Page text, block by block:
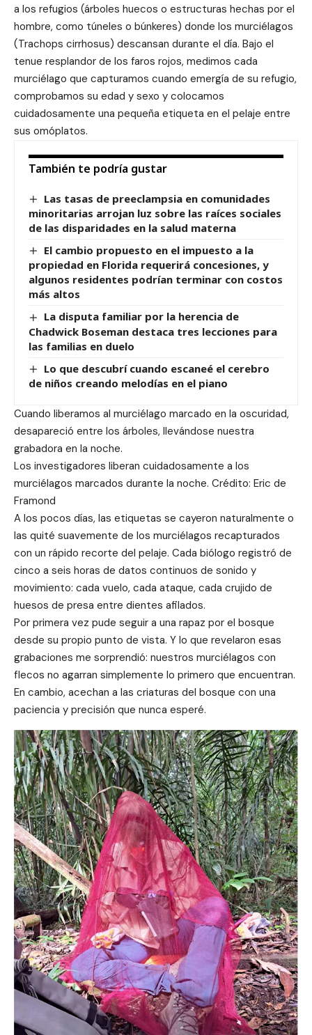
a los refugios (árboles huecos o estructuras hechas por el
hombre, como túneles o búnkeres) donde los murciélagos
(Trachops cirrhosus) descansan durante el día. Bajo el
tenue resplandor de los faros rojos, medimos cada
murciélago que capturamos cuando emergía de su refugio,
comprobamos su edad y sexo y colocamos
cuidadosamente una pequeña etiqueta en el pelaje entre
sus omóplatos.
También te podría gustar
Las tasas de preeclampsia en comunidades
minoritarias arrojan luz sobre las raíces sociales
de las disparidades en la salud materna
El cambio propuesto en el impuesto a la
propiedad en Florida requerirá concesiones, y
algunos residentes podrían terminar con costos
más altos
La disputa familiar por la herencia de
Chadwick Boseman destaca tres lecciones para
las familias en duelo
Lo que descubrí cuando escaneé el cerebro
de niños creando melodías en el piano
Cuando liberamos al murciélago marcado en la oscuridad,
desapareció entre los árboles, llevándose nuestra
grabadora en la noche.
Los investigadores liberan cuidadosamente a los
murciélagos marcados durante la noche. Crédito: Eric de
Framond
A los pocos días, las etiquetas se cayeron naturalmente o
las quité suavemente de los murciélagos recapturados
con un rápido recorte del pelaje. Cada biólogo registró de
cinco a seis horas de datos continuos de sonido y
movimiento: cada vuelo, cada ataque, cada crujido de
huesos de presa entre dientes afilados.
Por primera vez pude seguir a una rapaz por el bosque
desde su propio punto de vista. Y lo que revelaron esas
grabaciones me sorprendió: nuestros murciélagos con
flecos no agarran simplemente lo primero que encuentran.
En cambio, acechan a las criaturas del bosque con una
paciencia y precisión que nunca esperé.